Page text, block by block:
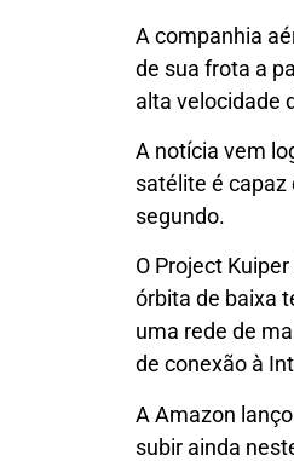
A companhia
de sua frota a
alta velocidade
A notícia vem
satélite é
segundo.
O Project
órbita de baixa
uma rede de
de conexão à
A Amazon
subir ainda